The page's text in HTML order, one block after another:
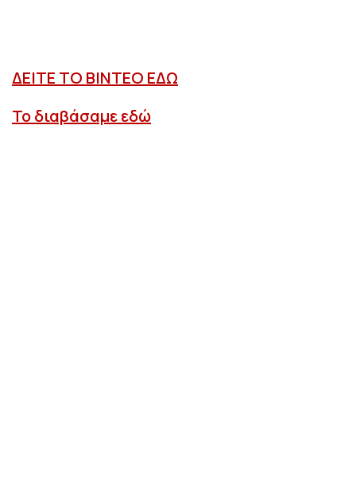
ΔΕΙΤΕ ΤΟ ΒΙΝΤΕΟ ΕΔΩ
Το διαβάσαμε εδώ